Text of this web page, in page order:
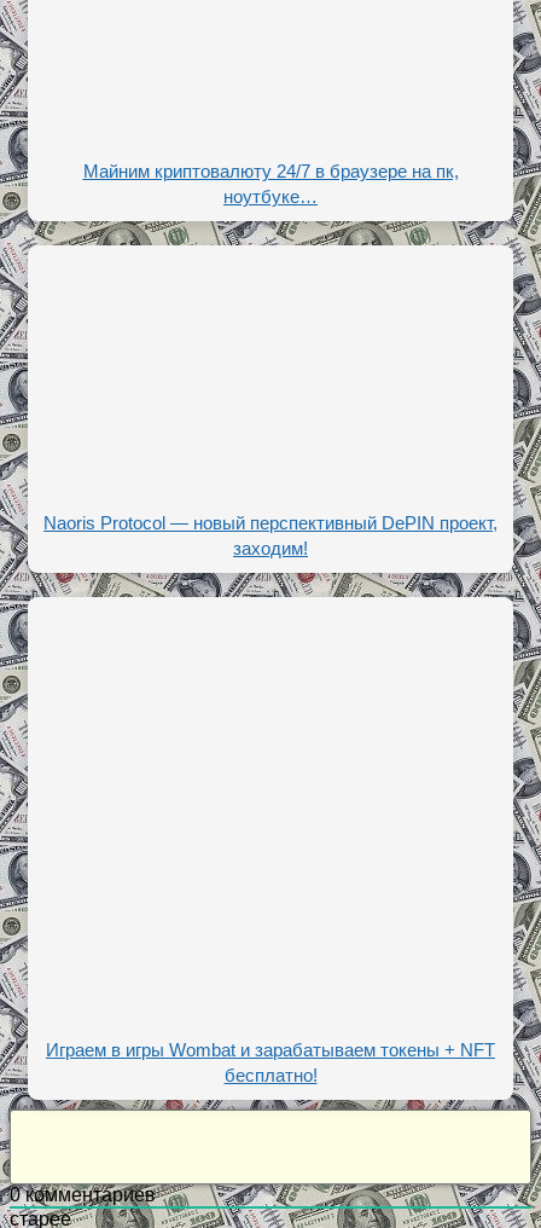
Майним криптовалюту 24/7 в браузере на пк,
ноутбуке…
Naoris Protocol — новый перспективный DePIN проект,
заходим!
Играем в игры Wombat и зарабатываем токены + NFT
бесплатно!
0комментариев
старее